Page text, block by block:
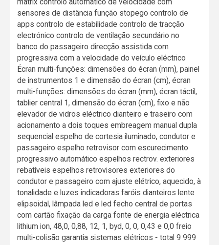
matrix controlo automático de velocidade com
sensores de distância função stopego controlo de
apps controlo de estabilidade controlo de tracção
electrónico controlo de ventilação secundário no
banco do passageiro direcção assistida com
progressiva com a velocidade do veículo eléctrico
Écran multi-funções: dimensões do écran (mm), painel
de instrumentos 1 e dimensão do écran (cm), écran
multi-funções: dimensões do écran (mm), écran táctil,
tablier central 1, dimensão do écran (cm), fixo e não
elevador de vidros eléctrico dianteiro e traseiro com
acionamento a dois toques embreagem manual dupla
sequencial espelho de cortesia iluminado, condutor e
passageiro espelho retrovisor com escurecimento
progressivo automático espelhos rectrov. exteriores
rebatíveis espelhos retrovisores exteriores do
condutor e passageiro com ajuste elétrico, aquecido, à
tonalidade e luzes indicadoras faróis dianteiros lente
elipsoidal, lâmpada led e led fecho central de portas
com cartão fixação da carga fonte de energia eléctrica
lithium ion, 48,0, 0,88, 12, 1, byd, 0, 0, 0,43 e 0,0 freio
multi-colisão garantia sistemas elétricos - total 9 999